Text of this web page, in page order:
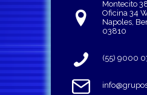
Montecito
Oficina 34
Napoles,
03810
(55) 9000